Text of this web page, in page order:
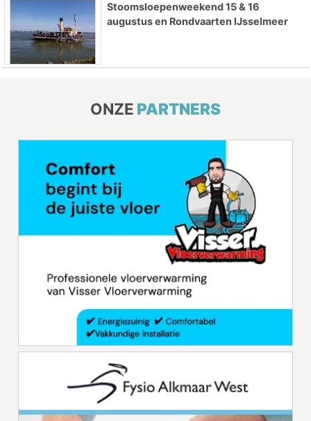
Stoomsloepenweekend 15 & 16
augustus en Rondvaarten IJsselmeer
ONZE PARTNERS